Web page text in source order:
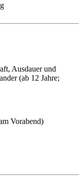
Ausdauer und
(ab 12 Jahre;
Vorabend)